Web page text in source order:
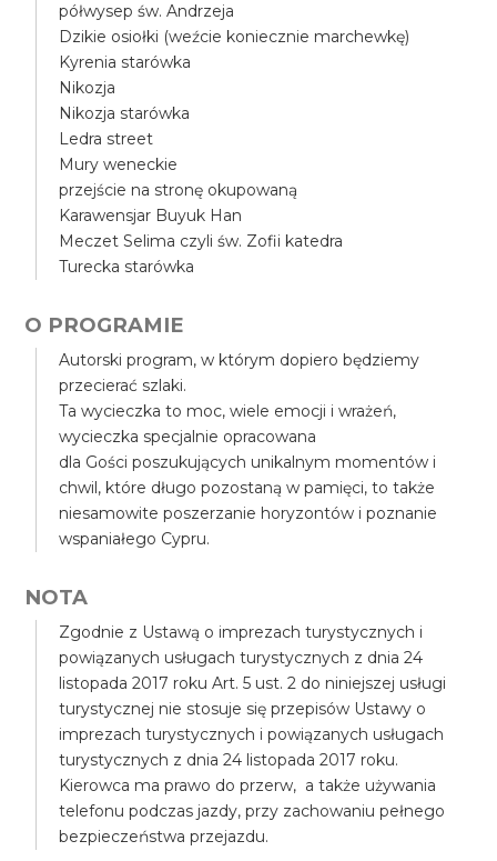
półwysep św. Andrzeja
Dzikie osiołki (weźcie koniecznie marchewkę)
Kyrenia starówka
Nikozja
Nikozja starówka
Ledra street
Mury weneckie
przejście na stronę okupowaną
Karawensjar Buyuk Han
Meczet Selima czyli św. Zofii katedra
Turecka starówka
O PROGRAMIE
Autorski program, w którym dopiero będziemy
przecierać szlaki.
Ta wycieczka to moc, wiele emocji i wrażeń,
wycieczka specjalnie opracowana
dla Gości poszukujących unikalnym momentów i
chwil, które długo pozostaną w pamięci, to także
niesamowite poszerzanie horyzontów i poznanie
wspaniałego Cypru.
NOTA
Zgodnie z Ustawą o imprezach turystycznych i
powiązanych usługach turystycznych z dnia 24
listopada 2017 roku Art. 5 ust. 2 do niniejszej usługi
turystycznej nie stosuje się przepisów Ustawy o
imprezach turystycznych i powiązanych usługach
turystycznych z dnia 24 listopada 2017 roku.
Kierowca ma prawo do przerw, a także używania
telefonu podczas jazdy, przy zachowaniu pełnego
bezpieczeństwa przejazdu.